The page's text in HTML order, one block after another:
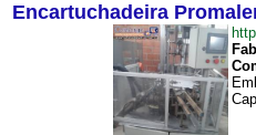
Encartuchadeira